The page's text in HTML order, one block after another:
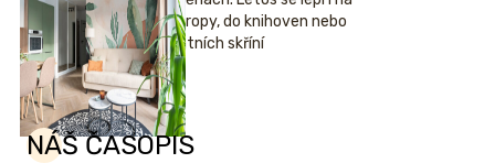
stropy, do knihoven nebo
šatních skříní
NÁŠ ČASOPIS